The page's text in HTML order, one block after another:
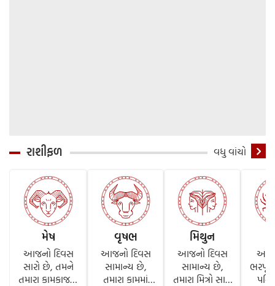
રાશીફળ વધુ વાંચો
મેષ
આજનો દિવસ
સારો છે, તમને
તમારા કામકાજમાં
વૃષભ
આજનો દિવસ
સામાન્ય છે,
તમારા કામમાં
મિથુન
આજનો દિવસ
સામાન્ય છે,
તમારા મિત્રો સાથે